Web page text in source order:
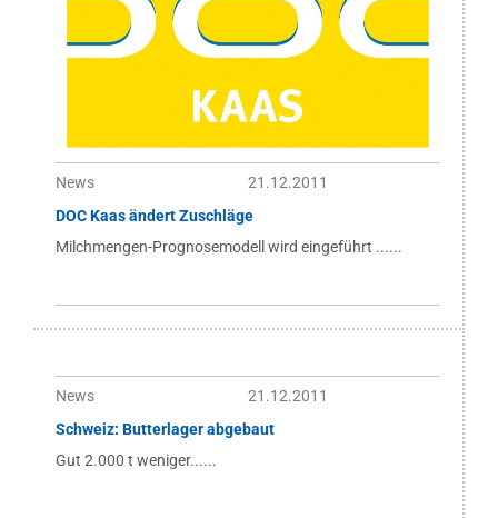
News
21.12.2011
DOC Kaas ändert Zuschläge
Milchmengen-Prognosemodell wird eingeführt ......
News
21.12.2011
Schweiz: Butterlager abgebaut
Gut 2.000 t weniger......